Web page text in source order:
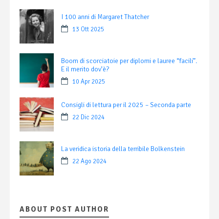
I 100 anni di Margaret Thatcher
13 Ott 2025
Boom di scorciatoie per diplomi e lauree “facili”.
E il merito dov’è?
10 Apr 2025
Consigli di lettura per il 2025 – Seconda parte
22 Dic 2024
La veridica istoria della terribile Bolkenstein
22 Ago 2024
ABOUT POST AUTHOR